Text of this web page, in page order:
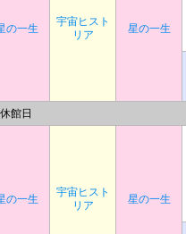
の一生
宇宙ヒスト
リア
星の一生
休館日
の一生
宇宙ヒスト
リア
星の一生